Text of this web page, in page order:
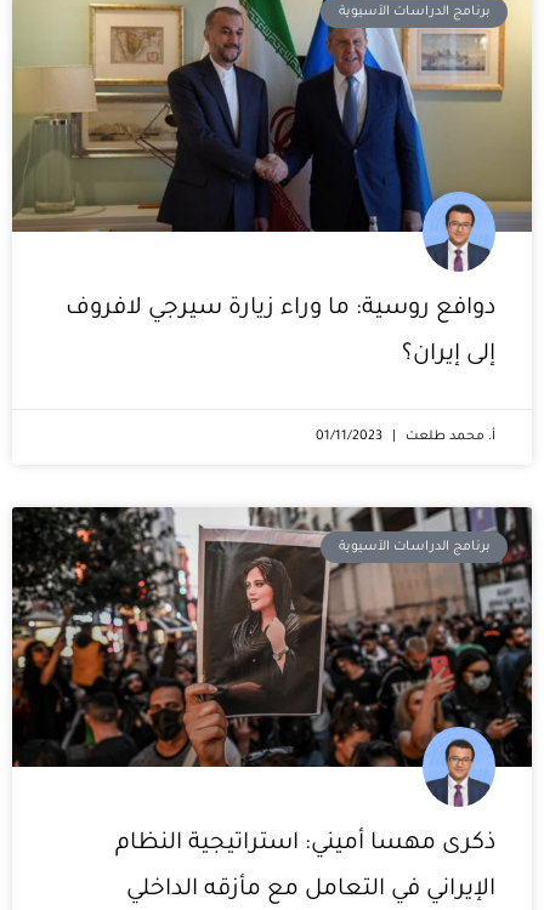
برنامج الدراسات الآسيوية
دوافع روسية: ما وراء زيارة سيرجي لافروف
إلى إيران؟
أ. محمد طلعت
برنامج الدراسات الآسيوية
ذكرى مهسا أميني: استراتيجية النظام
الإيراني في التعامل مع مأزقه الداخلي